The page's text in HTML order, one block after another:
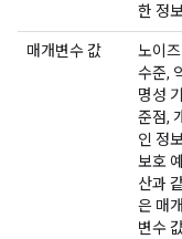
한 정
매개변수 값
노이즈
수준,
명성 기
준점,
인 정
보호 예
산과
은 매개
변수